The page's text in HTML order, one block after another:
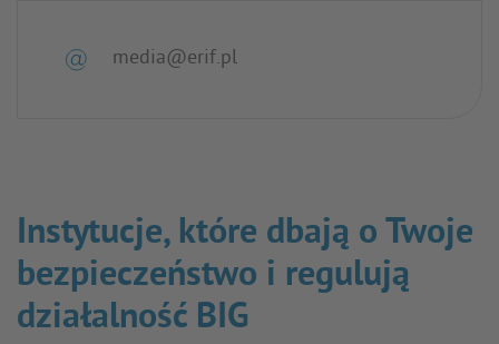
media@erif.pl
Instytucje, które dbają o Twoje
bezpieczeństwo i regulują
działalność BIG